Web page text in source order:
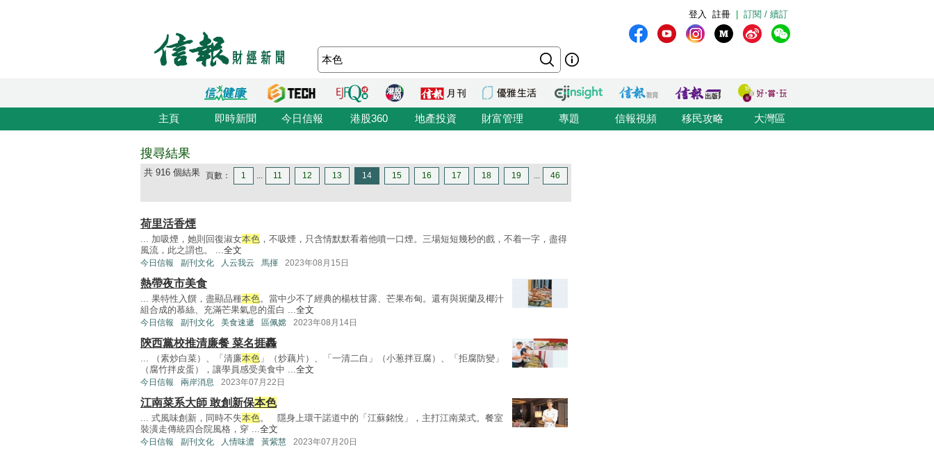
訂閱 / 續訂
註冊
登入
主頁 即時新聞 今日信報 港股360 地產投資 財富管理 專題 信報視頻 移民攻略 大灣區
搜尋結果
共 916 個結果 頁數： 1 ... 11 12 13 14 15 16 17 18 19 ... 46
荷里活香煙
... 加吸煙，她則回復淑女本色 ，不吸煙，只含情默默看着他噴一口煙。三場短短幾秒的戲，不着一字，盡得
風流，此之謂也。 ...全文
今日信報 副刊文化 人云我云 馬揮 2023年08月15日
熱帶夜市美食
... 果特性入饌，盡顯品種本色。當中少不了經典的楊枝甘露、芒果布甸。還有與斑蘭及椰汁
組合成的慕絲、充滿芒果氣息的蛋白 ...全文
今日信報 副刊文化 美食速遞 區佩嫦 2023年08月14日
陝西黨校推清廉餐 菜名捱轟
... （素炒白菜）、「清廉本色 」（炒藕片）、「一清二白」（小葱拌豆腐）、「拒腐防變」
（腐竹拌皮蛋），讓學員感受美食中 ...全文
今日信報 兩岸消息 2023年07月22日
江南菜系大師 敢創新保本色
... 式風味創新，同時不失本色。 隱身上環干諾道中的「江蘇銘悅」，主打江南菜式。餐室
裝潢走傳統四合院風格，穿 ...全文
今日信報 副刊文化 人情味濃 黃紫慧 2023年07月20日